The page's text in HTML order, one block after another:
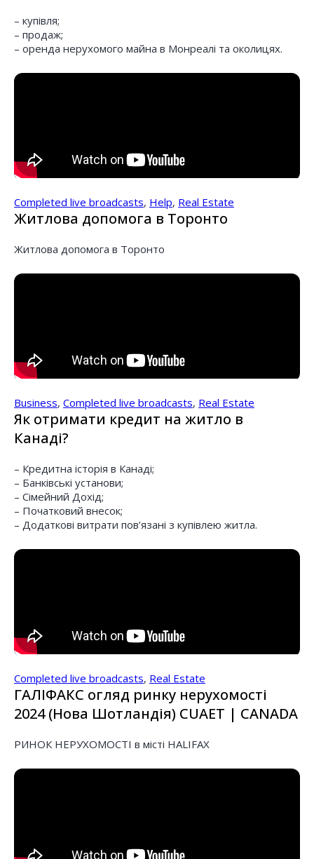
– купівля;
– продаж;
– оренда нерухомого майна в Монреалі та околицях.
Completed live broadcasts, Help, Real Estate
Житлова допомога в Торонто
Житлова допомога в Торонто
Business, Completed live broadcasts, Real Estate
Як отримати кредит на житло в
Канаді?
– Кредитна історія в Канаді;
– Банківські установи;
– Сімейний Дохід;
– Початковий внесок;
– Додаткові витрати пов’язані з купівлею житла.
Completed live broadcasts, Real Estate
ГАЛІФАКС огляд ринку нерухомості
2024 (Нова Шотландія) CUAET | CANADA
РИНОК НЕРУХОМОСТІ в місті HALIFAX